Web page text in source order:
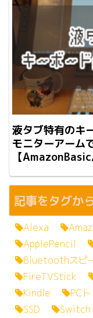
液タブ特有のキ
モニターアーム
【
記事をタグか
Alexa
ApplePencil
Bluetoothスピ
FireTVStick
Kindle
PC
SSD
Switch